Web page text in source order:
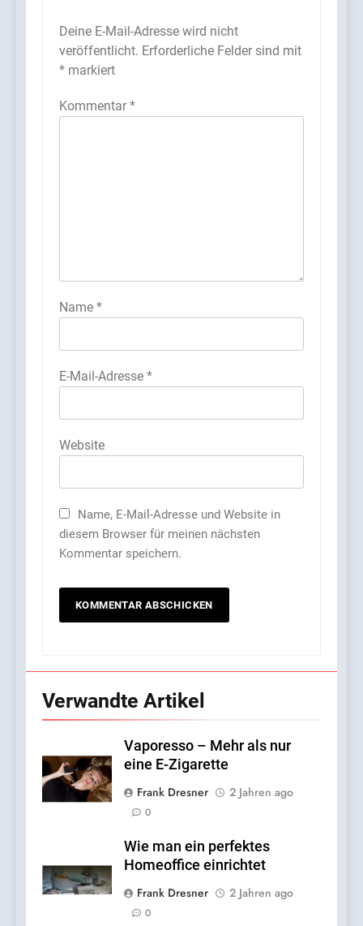
Deine E-Mail-Adresse wird nicht
veröffentlicht. Erforderliche Felder sind mit
* markiert
Kommentar *
Name *
E-Mail-Adresse *
Website
Name, E-Mail-Adresse und Website in
diesem Browser für meinen nächsten
Kommentar speichern.
Verwandte Artikel
Vaporesso – Mehr als nur
eine E-Zigarette
Frank Dresner
2 Jahren ago
0
Wie man ein perfektes
Homeoffice einrichtet
Frank Dresner
2 Jahren ago
0